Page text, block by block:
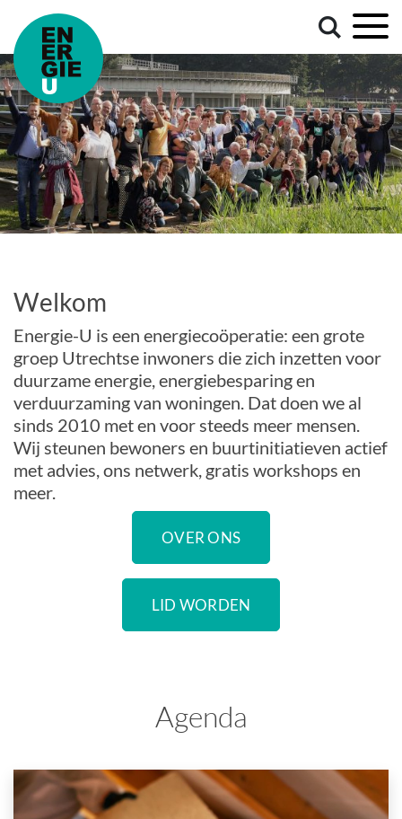
Welkom
Energie-U is een energiecoöperatie: een grote
groep Utrechtse inwoners die zich inzetten voor
duurzame energie, energiebesparing en
verduurzaming van woningen. Dat doen we al
sinds 2010 met en voor steeds meer mensen.
Wij steunen bewoners en buurtinitiatieven actief
met advies, ons netwerk, gratis workshops en
meer.
OVER ONS
LID WORDEN
Agenda